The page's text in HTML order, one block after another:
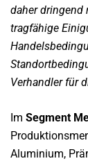
daher dringend
tragfähige
Verhandler für
Im Segment
Aluminium,